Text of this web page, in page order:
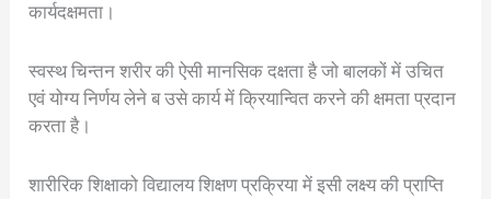
कार्यदक्षमता।
स्वस्थ चिन्तन शरीर की ऐसी मानसिक दक्षता है जो बालकों में उचित
एवं योग्य निर्णय लेने ब उसे कार्य में क्रियान्वित करने की क्षमता प्रदान
करता है।
शारीरिक शिक्षाको विद्यालय शिक्षण प्रक्रिया में इसी लक्ष्य की प्राप्ति